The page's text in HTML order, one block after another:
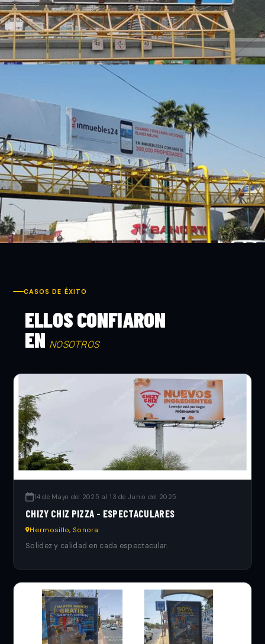
CASOS DE ÉXITO
ELLOS CONFIARON
EN NOSOTROS
14 de Mayo del 2025 al 13 de Junio del 2025
CHIZY CHIZ PIZZA - ESPECTACULARES
Hermosillo, Sonora
Solidez y calidad en cada espectacular.